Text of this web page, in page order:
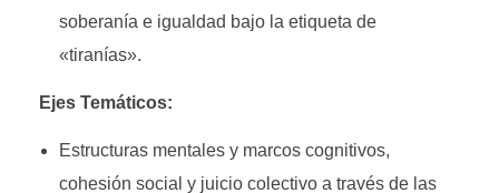
soberanía e igualdad bajo la etiqueta de
«tiranías».
Ejes Temáticos:
Estructuras mentales y marcos cognitivos,
cohesión social y juicio colectivo a través de las